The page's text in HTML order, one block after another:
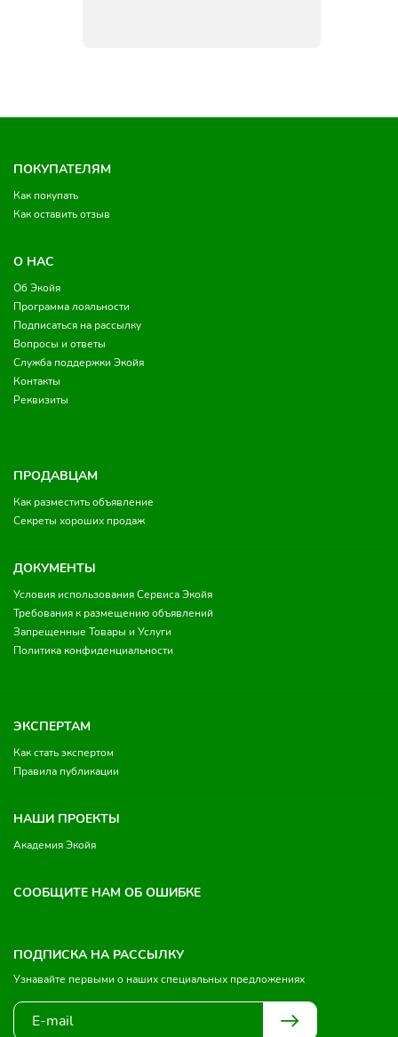
ПОКУПАТЕЛЯМ
Как покупать
Как оставить отзыв
О НАС
Об Экойя
Программа лояльности
Подписаться на рассылку
Вопросы и ответы
Служба поддержки Экойя
Контакты
Реквизиты
ПРОДАВЦАМ
Как разместить объявление
Секреты хороших продаж
ДОКУМЕНТЫ
Условия использования Сервиса Экойя
Требования к размещению объявлений
Запрещенные Товары и Услуги
Политика конфиденциальности
ЭКСПЕРТАМ
Как стать экспертом
Правила публикации
НАШИ ПРОЕКТЫ
Академия Экойя
СООБЩИТЕ НАМ ОБ ОШИБКЕ
ПОДПИСКА НА РАССЫЛКУ
Узнавайте первыми о наших специальных предложениях